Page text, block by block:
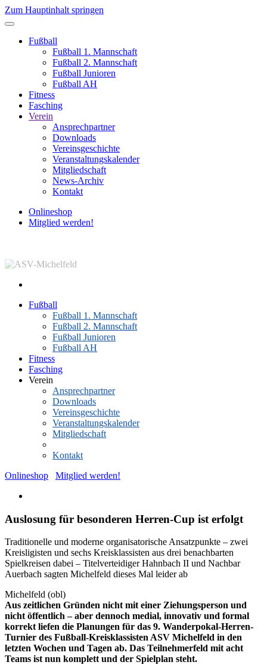
Zum Hauptinhalt springen
Fußball
Fußball 1. Mannschaft
Fußball 2. Mannschaft
Fußball Junioren
Fußball AH
Fitness
Fasching
Verein
Ansprechpartner
Downloads
Vereinsgeschichte
Veranstaltungskalender
Mitgliedschaft
News-Archiv
Kontakt
Onlineshop
Mitglied werden!
Fußball
Fußball 1. Mannschaft
Fußball 2. Mannschaft
Fußball Junioren
Fußball AH
Fitness
Fasching
Verein
Ansprechpartner
Downloads
Vereinsgeschichte
Veranstaltungskalender
Mitgliedschaft
Kontakt
Onlineshop
Mitglied werden!
Auslosung für besonderen Herren-Cup ist erfolgt
Traditionelle und moderne organisatorische Ansatzpunkte – zwei
Kreisligisten und sechs Kreisklassisten aus drei benachbarten
Spielkreisen dabei – Titelverteidiger Hahnbach II und Nachbar
Auerbach sagten Michelfeld dieses Mal leider ab
Michelfeld (obl)
Aus zeitlichen Gründen nicht mit einer Ziehungsperson und
nicht öffentlich – aber dennoch medial, innovativ und formal
korrekt liefen die Planungen für das 9. Wanderpokal-Herren-
Turnier des Fußball-Kreisklassisten ASV Michelfeld in den
letzten Wochen und Tagen ab. Das Teilnehmerfeld mit acht
Teams ist nun komplett und der Spielplan steht.